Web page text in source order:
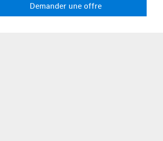
Demander une offre